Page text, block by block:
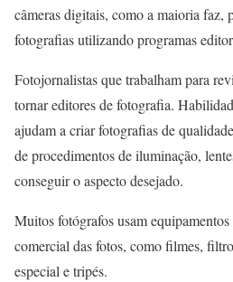
câmeras digitais, como a maioria faz,
fotografias utilizando programas
Fotojornalistas que trabalham para
tornar editores de fotografia.
ajudam a criar fotografias de
de procedimentos de iluminação,
conseguir o aspecto desejado.
Muitos fotógrafos usam
comercial das fotos, como filmes,
especial e tripés.